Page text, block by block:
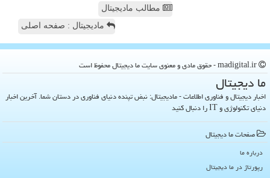
مطالب مادیجیتال
مادیجیتال : صفحه اصلی
ما دیجیتال
اخبار دیجیتال و فناوری اطلاعات - مادیجیتال: نبض تپنده دنیای فناوری در دستان شما. آخرین اخبار
دنیای تکنولوژی و IT را دنبال کنید
صفحات ما دیجیتال
درباره ما
رپورتاژ در ما دیجیتال